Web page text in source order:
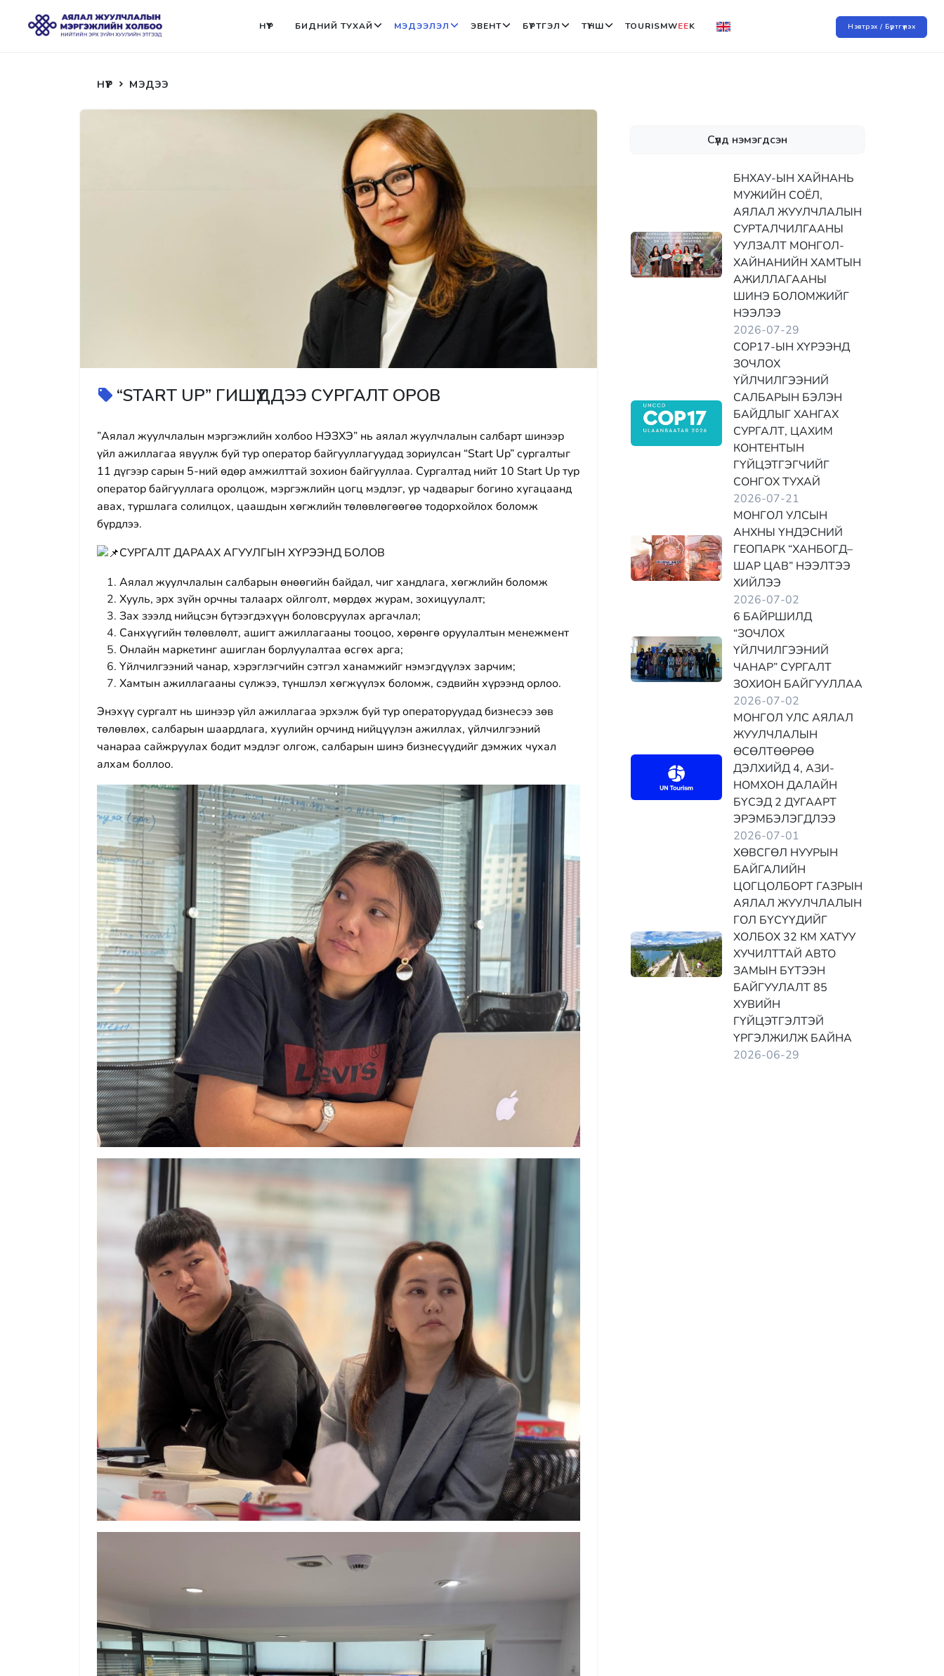
Нэвтрэх / Бүртгүүлэх
НҮҮР БИДНИЙ ТУХАЙ МЭДЭЭЛЭЛ ЭВЕНТ БҮРТГЭЛ ТҮНШ TOURISMWEEK
НҮҮР МЭДЭЭ
“START UP” ГИШҮҮДДЭЭ СУРГАЛТ ОРОВ
”Аялал жуулчлалын мэргэжлийн холбоо НЭЗХЭ” нь аялал жуулчлалын салбарт шинээр
үйл ажиллагаа явуулж буй тур оператор байгууллагуудад зориулсан “Start Up” сургалтыг
11 дүгээр сарын 5-ний өдөр амжилттай зохион байгууллаа. Сургалтад нийт 10 Start Up тур
оператор байгууллага оролцож, мэргэжлийн цогц мэдлэг, ур чадварыг богино хугацаанд
авах, туршлага солилцох, цаашдын хөгжлийн төлөвлөгөөгөө тодорхойлох боломж
бүрдлээ.
СУРГАЛТ ДАРААХ АГУУЛГЫН ХҮРЭЭНД БОЛОВ
Аялал жуулчлалын салбарын өнөөгийн байдал, чиг хандлага, хөгжлийн боломж
Хууль, эрх зүйн орчны талаарх ойлголт, мөрдөх журам, зохицуулалт;
Зах зээлд нийцсэн бүтээгдэхүүн боловсруулах аргачлал;
Санхүүгийн төлөвлөлт, ашигт ажиллагааны тооцоо, хөрөнгө оруулалтын менежмент
Онлайн маркетинг ашиглан борлуулалтаа өсгөх арга;
Үйлчилгээний чанар, хэрэглэгчийн сэтгэл ханамжийг нэмэгдүүлэх зарчим;
Хамтын ажиллагааны сүлжээ, түншлэл хөгжүүлэх боломж, сэдвийн хүрээнд орлоо.
Энэхүү сургалт нь шинээр үйл ажиллагаа эрхэлж буй тур операторуудад бизнесээ зөв
төлөвлөх, салбарын шаардлага, хуулийн орчинд нийцүүлэн ажиллах, үйлчилгээний
чанараа сайжруулах бодит мэдлэг олгож, салбарын шинэ бизнесүүдийг дэмжих чухал
алхам боллоо.
Сүүлд нэмэгдсэн
БНХАУ-ЫН ХАЙНАНЬ
МУЖИЙН СОЁЛ,
АЯЛАЛ ЖУУЛЧЛАЛЫН
СУРТАЛЧИЛГААНЫ
УУЛЗАЛТ МОНГОЛ-
ХАЙНАНИЙН ХАМТЫН
АЖИЛЛАГААНЫ
ШИНЭ БОЛОМЖИЙГ
НЭЭЛЭЭ
2026-07-29
COP17-ЫН ХҮРЭЭНД
ЗОЧЛОХ
ҮЙЛЧИЛГЭЭНИЙ
САЛБАРЫН БЭЛЭН
БАЙДЛЫГ ХАНГАХ
СУРГАЛТ, ЦАХИМ
КОНТЕНТЫН
ГҮЙЦЭТГЭГЧИЙГ
СОНГОХ ТУХАЙ
2026-07-21
МОНГОЛ УЛСЫН
АНХНЫ ҮНДЭСНИЙ
ГЕОПАРК “ХАНБОГД–
ШАР ЦАВ” НЭЭЛТЭЭ
ХИЙЛЭЭ
2026-07-02
6 БАЙРШИЛД
“ЗОЧЛОХ
ҮЙЛЧИЛГЭЭНИЙ
ЧАНАР” СУРГАЛТ
ЗОХИОН БАЙГУУЛЛАА
2026-07-02
МОНГОЛ УЛС АЯЛАЛ
ЖУУЛЧЛАЛЫН
ӨСӨЛТӨӨРӨӨ
ДЭЛХИЙД 4, АЗИ-
НОМХОН ДАЛАЙН
БҮСЭД 2 ДУГААРТ
ЭРЭМБЭЛЭГДЛЭЭ
2026-07-01
ХӨВСГӨЛ НУУРЫН
БАЙГАЛИЙН
ЦОГЦОЛБОРТ ГАЗРЫН
АЯЛАЛ ЖУУЛЧЛАЛЫН
ГОЛ БҮСҮҮДИЙГ
ХОЛБОХ 32 КМ ХАТУУ
ХУЧИЛТТАЙ АВТО
ЗАМЫН БҮТЭЭН
БАЙГУУЛАЛТ 85
ХУВИЙН
ГҮЙЦЭТГЭЛТЭЙ
ҮРГЭЛЖИЛЖ БАЙНА
2026-06-29